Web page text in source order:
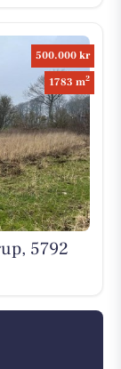
500.000 kr
1783 m2
5792